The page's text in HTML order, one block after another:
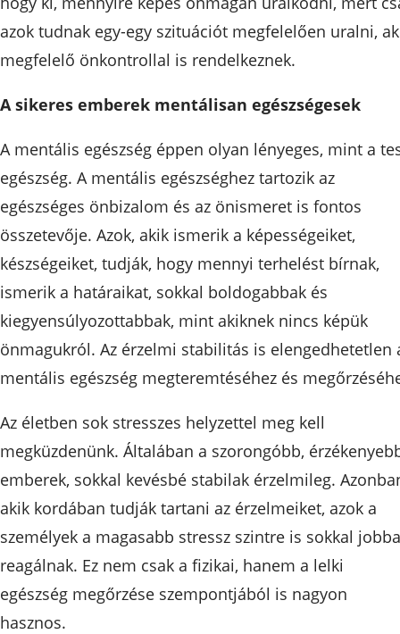
azok tudnak egy-egy szituációt megfelelően uralni,
megfelelő önkontrollal is rendelkeznek.
A sikeres emberek mentálisan egészségesek
A mentális egészség éppen olyan lényeges, mint a
egészség. A mentális egészséghez tartozik az
egészséges önbizalom és az önismeret is fontos
összetevője. Azok, akik ismerik a képességeiket,
készségeiket, tudják, hogy mennyi terhelést bírnak,
ismerik a határaikat, sokkal boldogabbak és
kiegyensúlyozottabbak, mint akiknek nincs képük
önmagukról. Az érzelmi stabilitás is elengedhetetlen
mentális egészség megteremtéséhez és
Az életben sok stresszes helyzettel meg kell
megküzdenünk. Általában a szorongóbb,
emberek, sokkal kevésbé stabilak érzelmileg.
akik kordában tudják tartani az érzelmeiket, azok a
személyek a magasabb stressz szintre is sokkal
reagálnak. Ez nem csak a fizikai, hanem a lelki
egészség megőrzése szempontjából is nagyon
hasznos.